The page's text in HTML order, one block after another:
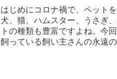
はじめにコロナ禍で、ペット
犬、猫、ハムスター、うさぎ
トの種類も豊富ですよね。今
飼っている飼い主さんの永遠